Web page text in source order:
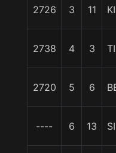
2726 3 11
2738 4 3
2720 5 6
---- 6 13